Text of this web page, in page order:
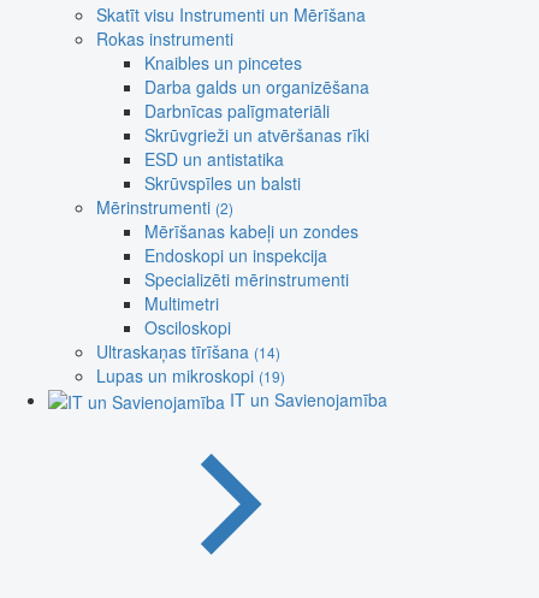
Skatīt visu Instrumenti un Mērīšana
Rokas instrumenti
Knaibles un pincetes
Darba galds un organizēšana
Darbnīcas palīgmateriāli
Skrūvgrieži un atvēršanas rīki
ESD un antistatika
Skrūvspīles un balsti
Mērinstrumenti (2)
Mērīšanas kabeļi un zondes
Endoskopi un inspekcija
Specializēti mērinstrumenti
Multimetri
Osciloskopi
Ultraskaņas tīrīšana (14)
Lupas un mikroskopi (19)
IT un Savienojamība